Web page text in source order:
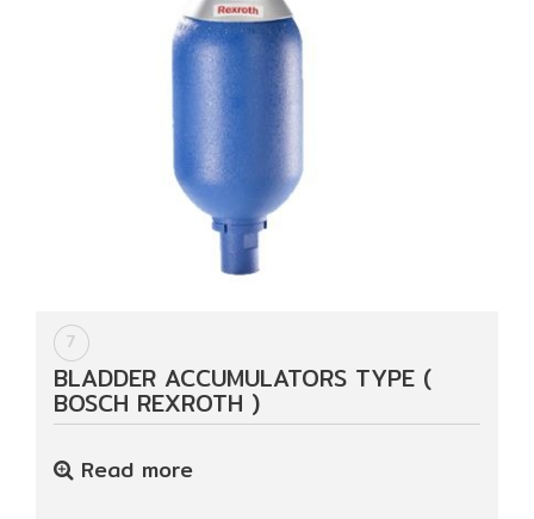
7
BLADDER ACCUMULATORS TYPE (
BOSCH REXROTH )
Read more